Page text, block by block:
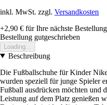
inkl. MwSt. zzgl. Versandkosten
+2,90 € für Ihre nächste
Bestellung gutgeschrieben
Loading...
Beschreibung
Die Fußballschuhe für Kinder
wurden speziell für junge Spieler
Fußball ausdrücken möchten und
Leistung auf dem Platz genießen